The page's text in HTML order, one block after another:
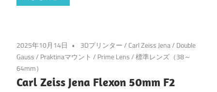
2025年10月14日 3Dプリンター/ Carl Zeiss Jena/ Double
Gauss/ Praktinaマウント / Prime Lens/標準レンズ（38～
64mm）
Carl Zeiss Jena Flexon 50mm F2